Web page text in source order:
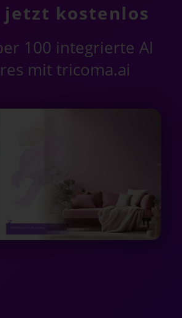
jetzt kostenlos
100 integrierte AI
mit tricoma.ai